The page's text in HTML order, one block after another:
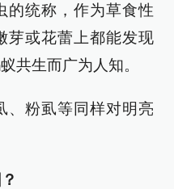
的统称，作为草食性
芽或花蕾上都能发现
共生而广为人知。
、粉虱等同样对明亮